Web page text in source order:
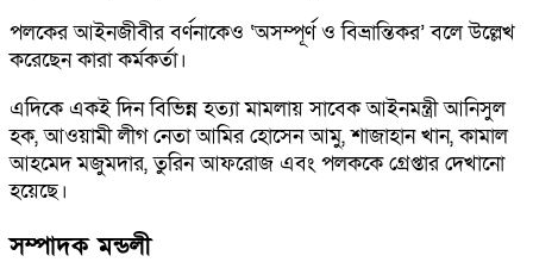
পলকের আইনজীবীর বর্ণনাকেও ‘অসম্পূর্ণ ও বিভ্রান্তিকর’ বলে উল্লেখ
করেছেন কারা কর্মকর্তা।
এদিকে একই দিন বিভিন্ন হত্যা মামলায় সাবেক আইনমন্ত্রী আনিসুল
হক, আওয়ামী লীগ নেতা আমির হোসেন আমু, শাজাহান খান, কামাল
আহমেদ মজুমদার, তুরিন আফরোজ এবং পলককে গ্রেপ্তার দেখানো
হয়েছে।
সম্পাদক মন্ডলী